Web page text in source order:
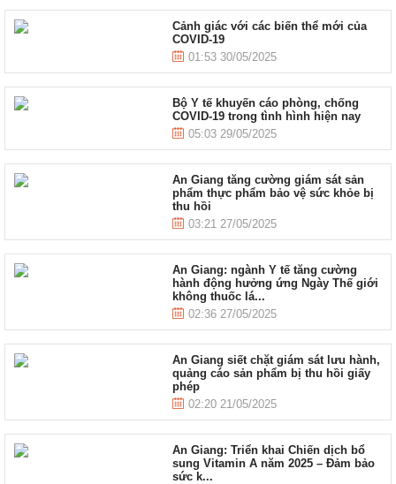
Cảnh giác với các biến thể mới của
COVID-19
01:53 30/05/2025
Bộ Y tế khuyến cáo phòng, chống
COVID-19 trong tình hình hiện nay
05:03 29/05/2025
An Giang tăng cường giám sát sản
phẩm thực phẩm bảo vệ sức khỏe bị
thu hồi
03:21 27/05/2025
An Giang: ngành Y tế tăng cường
hành động hưởng ứng Ngày Thế giới
không thuốc lá...
02:36 27/05/2025
An Giang siết chặt giám sát lưu hành,
quảng cáo sản phẩm bị thu hồi giấy
phép
02:20 21/05/2025
An Giang: Triển khai Chiến dịch bổ
sung Vitamin A năm 2025 – Đảm bảo
sức k...